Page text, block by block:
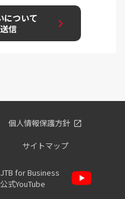
個人情報保護方針
サイトマップ
JTB for Business
公式YouTube